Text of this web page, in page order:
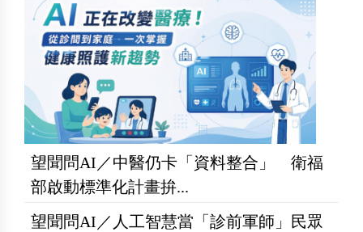
望聞問AI／中醫仍卡「資料整合」 衛福
部啟動標準化計畫拚...
望聞問AI／人工智慧當「診前軍師」民眾